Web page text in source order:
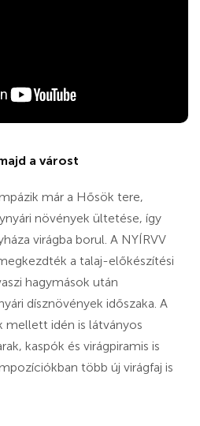
a várost
már a Hősök tere,
növények ültetése, így
virágba borul. A NYÍRVV
a talaj-előkészítési
hagymások után
dísznövények időszaka. A
mellett idén is látványos
kaspók és virágpiramis is
több új virágfaj is